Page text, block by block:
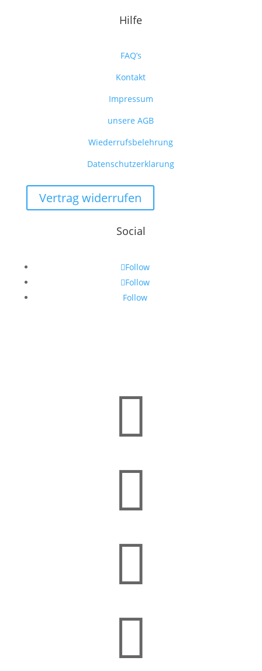
Hilfe
FAQ’s
Kontakt
Impressum
unsere AGB
Wiederrufsbelehrung
Datenschutzerklarung
Vertrag widerrufen
Social
Follow
Follow
Follow



